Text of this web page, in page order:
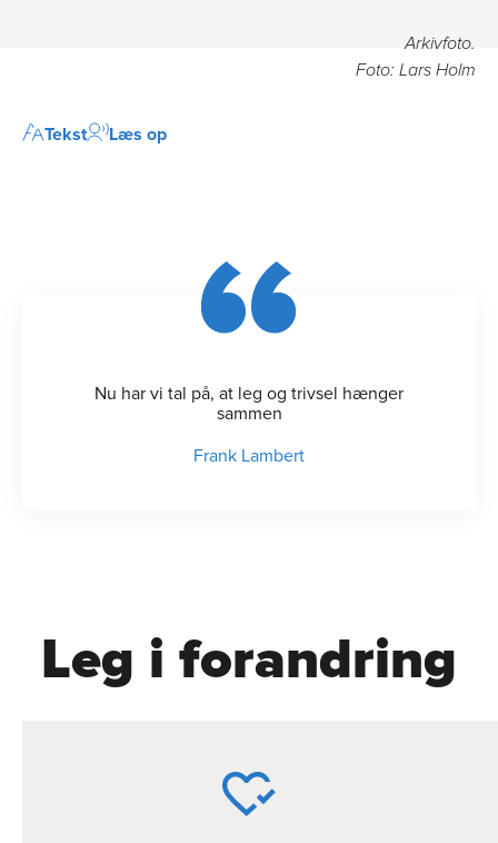
Arkivfoto.
Foto: Lars Holm
Tekst Læs op
Nu har vi tal på, at leg og trivsel hænger
sammen
Frank Lambert
Leg i forandring